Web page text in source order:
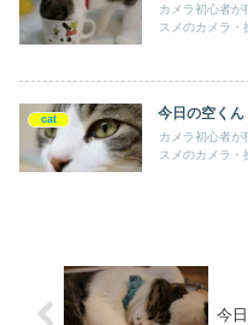
カメラ初心者が
スメのカメラ・
cat 今日の空くん
カメラ初心者が
スメのカメラ・
今